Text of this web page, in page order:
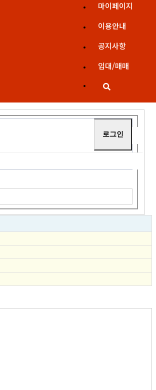
마이페이지
이용안내
공지사항
임대/매매